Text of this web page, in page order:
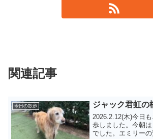
関連記事
今日の散歩 ジャック君虹の
2026.2.12(木)今日
歩しました。今朝
でした。エミリー